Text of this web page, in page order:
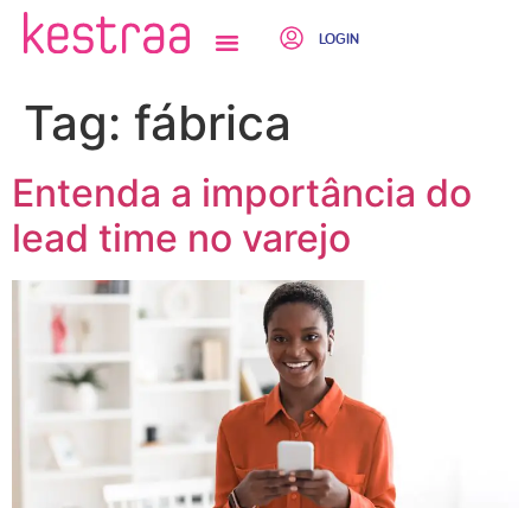
LOGIN
Tag: fábrica
Entenda a importância do
lead time no varejo